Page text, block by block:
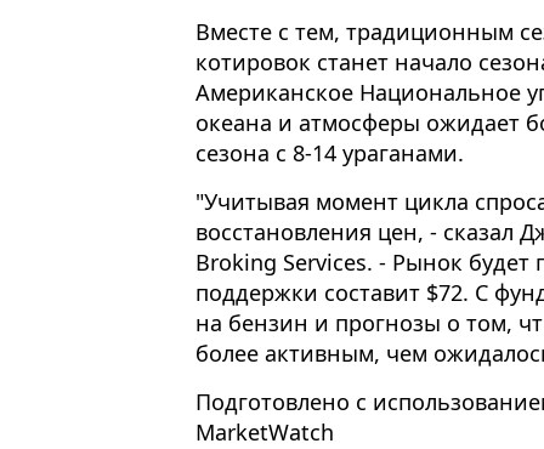
Вместе с тем, традиционным
котировок станет начало
Американское Национальное
океана и атмосферы ожидает
сезона с 8-14 ураганами.
"Учитывая момент цикла
восстановления цен, - сказал
Broking Services. - Рынок будет
поддержки составит $72. С
на бензин и прогнозы о том,
более активным, чем
Подготовлено с
MarketWatch